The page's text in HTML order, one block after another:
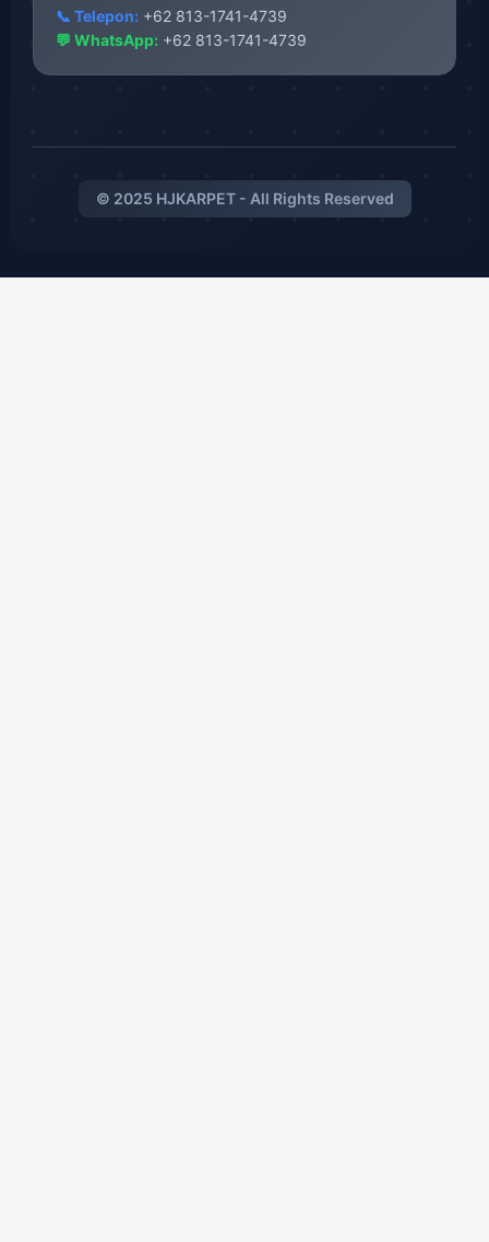
📞 Telepon: +62 813-1741-4739
💬 WhatsApp: +62 813-1741-4739
© 2025 HJKARPET - All Rights Reserved